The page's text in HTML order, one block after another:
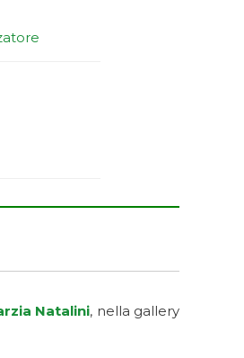
Natalini, nella gallery